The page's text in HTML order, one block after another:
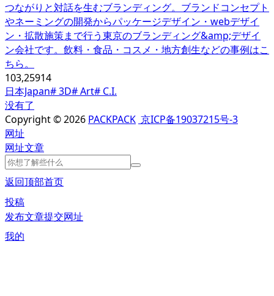
つながりと対話を生むブランディング。ブランドコンセプト
やネーミングの開発からパッケージデザイン・webデザイ
ン・拡散施策まで行う東京のブランディング&amp;デザイ
ン会社です。飲料・食品・コスメ・地方創生などの事例はこ
ちら。
103,25914
日本Japan# 3D# Art# C.I.
没有了
Copyright © 2026 PACKPACK 京ICP备19037215号-3
网址
网址文章
返回顶部首页
投稿
发布文章提交网址
我的